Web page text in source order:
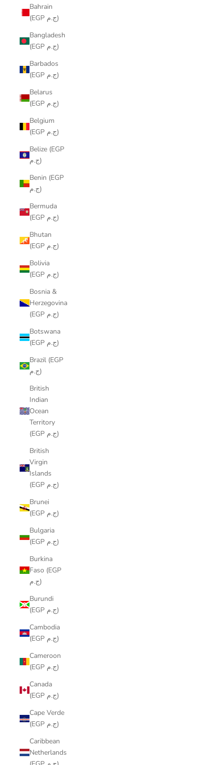
Bahrain
(EGP ج.م)
Bangladesh
(EGP ج.م)
Barbados
(EGP ج.م)
Belarus
(EGP ج.م)
Belgium
(EGP ج.م)
Belize (EGP
ج.م)
Benin (EGP
ج.م)
Bermuda
(EGP ج.م)
Bhutan
(EGP ج.م)
Bolivia
(EGP ج.م)
Bosnia &
Herzegovina
(EGP ج.م)
Botswana
(EGP ج.م)
Brazil (EGP
ج.م)
British
Indian
Ocean
Territory
(EGP ج.م)
British
Virgin
Islands
(EGP ج.م)
Brunei
(EGP ج.م)
Bulgaria
(EGP ج.م)
Burkina
Faso (EGP
ج.م)
Burundi
(EGP ج.م)
Cambodia
(EGP ج.م)
Cameroon
(EGP ج.م)
Canada
(EGP ج.م)
Cape Verde
(EGP ج.م)
Caribbean
Netherlands